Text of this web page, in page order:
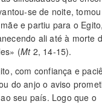
se de noite,
e partiu para o Egito,
ali até à morte
(Mt2, 14-15).
com confiança e
do anjo o aviso
seu país. Logo que o